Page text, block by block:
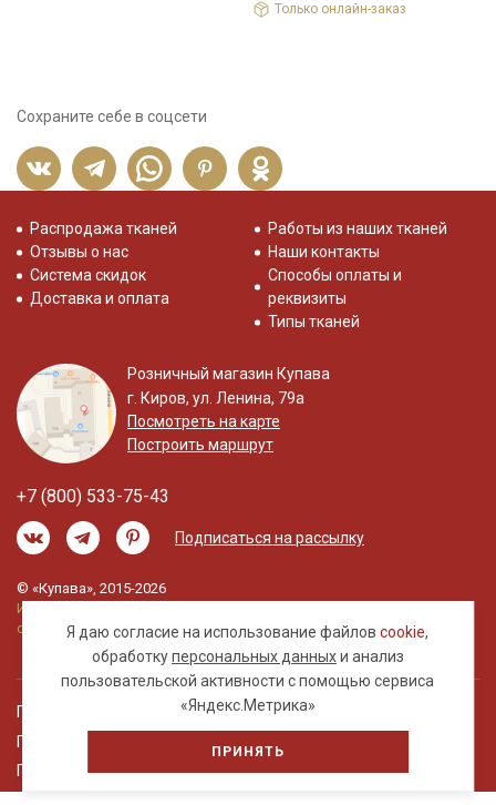
Только онлайн-заказ
Сохраните себе в соцсети
Я даю согласие на использование файловcookie,
обработкуперсональных данныхи анализ
пользовательской активности с помощью сервиса
«Яндекс.Метрика»
ПРИНЯТЬ
Распродажа тканей
Отзывы о нас
Система скидок
Доставка и оплата
Работы из наших тканей
Наши контакты
Способы оплаты и
реквизиты
Типы тканей
Розничный магазин Купава
г. Киров, ул. Ленина, 79а
Посмотреть на карте
Построить маршрут
+7 (800) 533-75-43
Подписаться на рассылку
© «Купава», 2015-2026
Информация на сайте не является публичной
офертой.
Правовая информация
Политика обработки персональных данных
Пользовательское соглашение